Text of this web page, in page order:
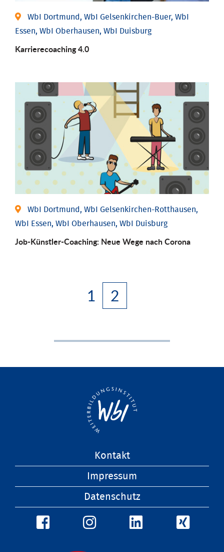
WbI Dortmund, WbI Gelsenkirchen-Buer, WbI
Essen, WbI Oberhausen, WbI Duisburg
Karriere­coaching 4.0
WbI Dortmund, WbI Gelsenkirchen-Rotthausen,
WbI Essen, WbI Oberhausen, WbI Duisburg
Job-Künstler-Coaching: Neue Wege nach Corona
1 2
Kontakt
Impressum
Datenschutz